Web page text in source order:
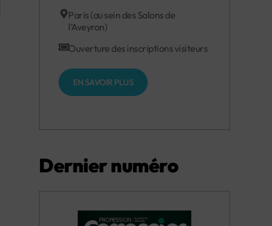
Paris (au sein des Salons de
l’Aveyron)
Ouverture des inscriptions visiteurs
EN SAVOIR PLUS
Dernier numéro